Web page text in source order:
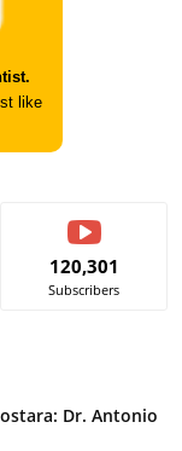
like
120,301
Subscribers
Dr. Antonio